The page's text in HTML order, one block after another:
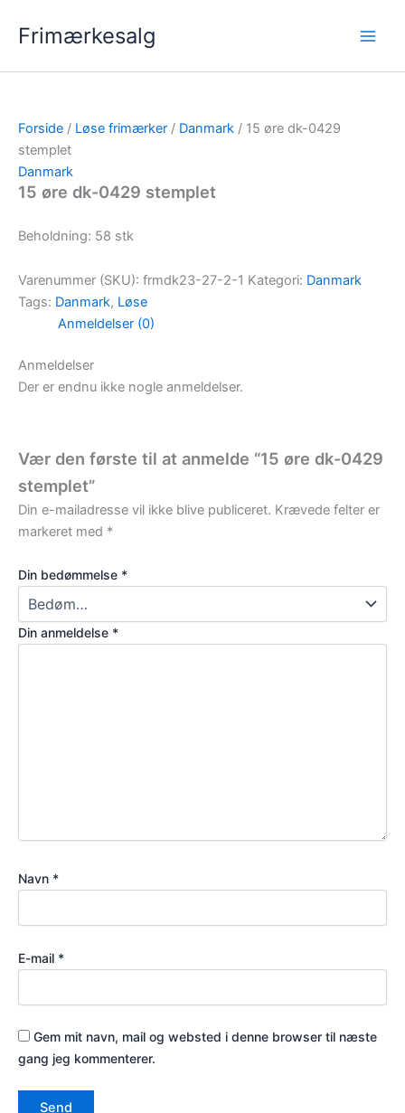
Frimærkesalg
Forside / Løse frimærker / Danmark / 15 øre dk-0429
stemplet
Danmark
15 øre dk-0429 stemplet
Beholdning: 58 stk
Varenummer (SKU): frmdk23-27-2-1 Kategori: Danmark
Tags: Danmark, Løse
Anmeldelser (0)
Anmeldelser
Der er endnu ikke nogle anmeldelser.
Vær den første til at anmelde “15 øre dk-0429
stemplet”
Din e-mailadresse vil ikke blive publiceret. Krævede felter er
markeret med *
Din bedømmelse *
Din anmeldelse *
Navn *
E-mail *
Gem mit navn, mail og websted i denne browser til næste
gang jeg kommenterer.